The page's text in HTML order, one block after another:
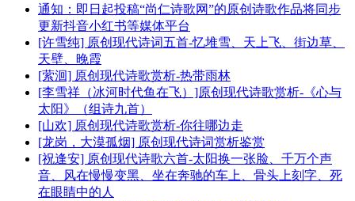
通知：即日起投稿“尚仁诗歌网”的原创诗歌作品将同步
更新抖音小红书等媒体平台
[许雪纯] 原创现代诗词五首-忆堆雪、天上飞、街边草、
天壁、晚霞
[萦洄] 原创现代诗歌赏析-热带雨林
[李雪祥（冰河时代鱼在飞）]原创现代诗歌赏析-《心与
太阳》（组诗九首）
[山欢] 原创现代诗歌赏析-你往哪边走
[龙岗，大漠孤烟] 原创现代诗词赏析鉴赏
[祝逢安] 原创现代诗歌六首-太阳换一张脸、千万个声
音、风在慢慢变黑、坐在奔驰的车上、骨头上刻字、死
在眼睛中的人